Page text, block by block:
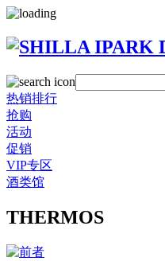
热销排行
抢购
活动
促销
VIP专区
酒类馆
THERMOS